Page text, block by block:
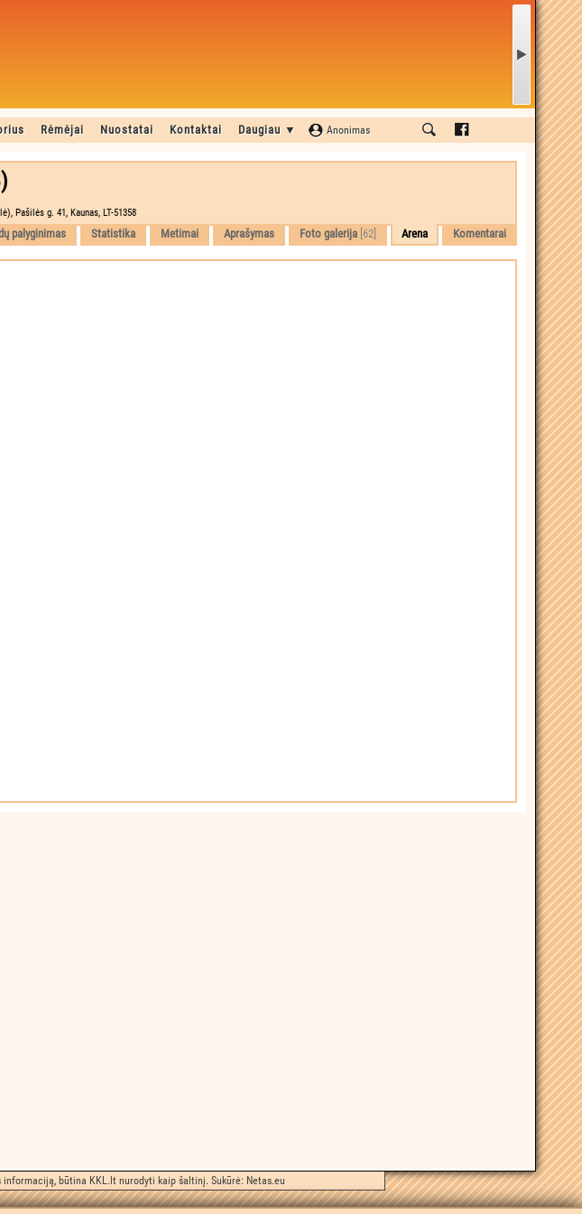
Rėmėjai Nuostatai Kontaktai Daugiau ▼ Anonimas
)
Pašilės g. 41, Kaunas, LT-51358
palyginimas Statistika Metimai Aprašymas Foto galerija [62] Arena Komentarai
būtina KKL.lt nurodyti kaip šaltinį. Sukūrė: Netas.eu